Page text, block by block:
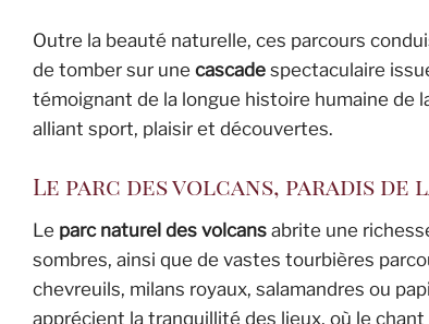
Outre la beauté naturelle, ces parcours
de tomber sur une cascade spectaculaire
témoignant de la longue histoire humaine de
alliant sport, plaisir et découvertes.
Le parc des volcans, paradis
Le parc naturel des volcans abrite une
sombres, ainsi que de vastes tourbières
chevreuils, milans royaux, salamandres ou
apprécient la tranquillité des lieux, où le